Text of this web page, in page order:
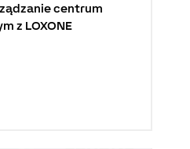
centrum
z LOXONE